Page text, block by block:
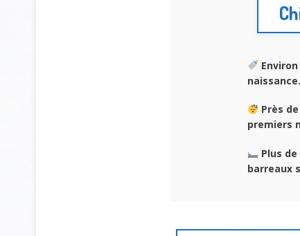
Environ
naissance.
Près de
premiers
Plus de
barreaux